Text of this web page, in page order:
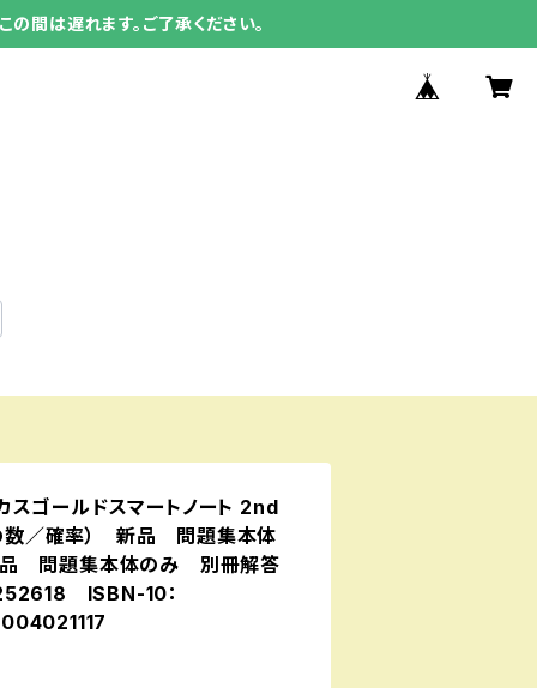
間は遅れます。ご了承ください。
ゴールドスマートノート 2nd
／確率） 新品 問題集本体
問題集本体のみ 別冊解答
ISBN-10：